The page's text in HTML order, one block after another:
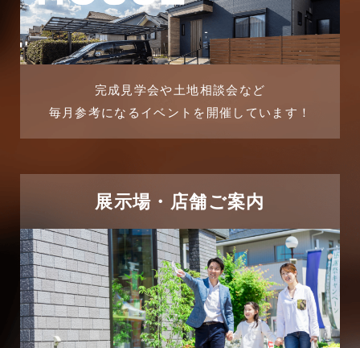
よくある質問
リフォーム-ブログ
三郷中央駅店-ブログ
三郷市
三郷駅前店-ブログ
不動産の基礎知識に関するよくある質問
2025年8月
2025年6月
2025年3月
2025年2月
2025年1月
完成見学会や土地相談会など
毎月参考になるイベントを開催しています！
展示場・店舗ご案内